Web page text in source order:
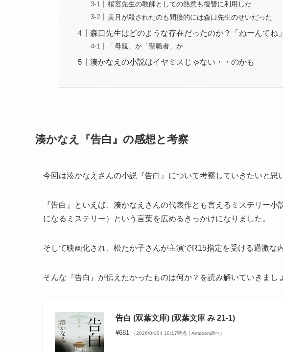
桜宮先生の教師としての熱意も復讐に利用した
美月が殺されたのも間接的には森口先生のせいだった
森口先生はどのような存在だったのか？「ねーんてね
「母親」か「聖職者」か
湊かなえの小説はイヤミスじゃない・・のかも
湊かなえ『告白』の感想と考察
今回は湊かなえさんの小説『告白』について考察していきたいと思
『告白』といえば、湊かなえさんの代表作とも言えるミステリー
になるミステリー）という言葉を広めるきっかけになりました。
そして映画化され、松たか子さんが主演でR15指定を受ける過激な
そんな『告白』が伝えたかったものは何か？を読み解いていきまし
告白 (双葉文庫) (双葉文庫 み 21-1)
¥681 （2026/04/04 18:17時点 | Amazon調べ）